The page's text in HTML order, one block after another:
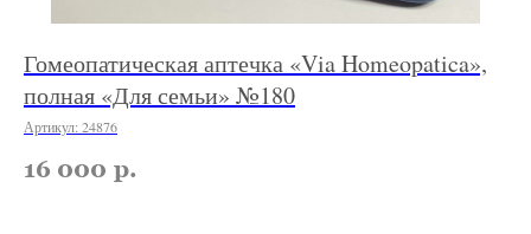
Гомеопатическая аптечка «Via Homeopatica»,
полная «Для семьи» №180
Артикул: 24876
16 000 р.